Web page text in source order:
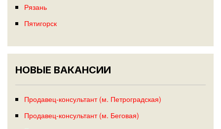
Рязань
Пятигорск
НОВЫЕ ВАКАНСИИ
Продавец-консультант (м. Петроградская)
Продавец-консультант (м. Беговая)